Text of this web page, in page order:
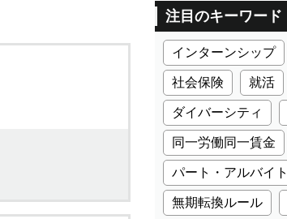
注目のキーワード
インターンシップ
社会保険 就活
ダイバーシティ
同一労働同一賃金
パート・アルバイト
無期転換ルール